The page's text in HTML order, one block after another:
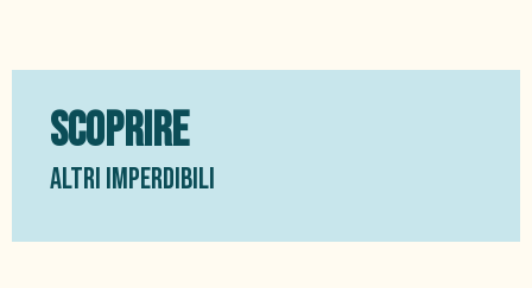
SCOPRIRE
ALTRI IMPERDIBILI